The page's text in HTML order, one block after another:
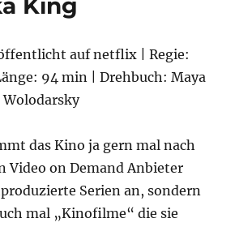
King
auf netflix | Regie:
94 min | Drehbuch: Maya
Wolodarsky
das Kino ja gern mal nach
Video on Demand Anbieter
Serien an, sondern
mal „Kinofilme“ die sie